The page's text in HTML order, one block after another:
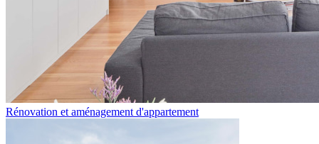
Rénovation et aménagement d'appartement